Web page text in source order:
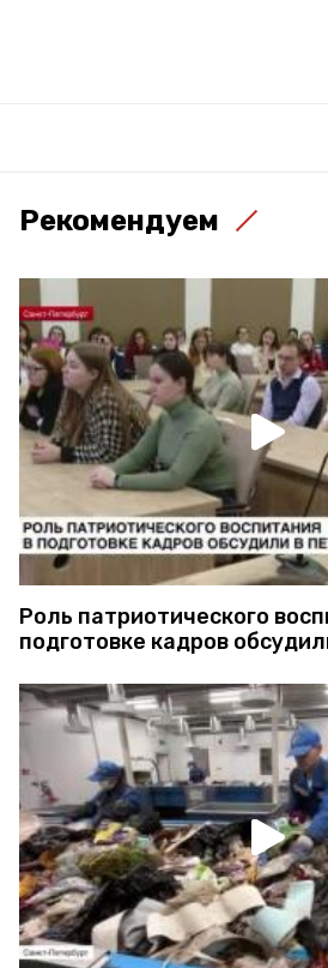
Рекомендуем
Роль патриотического
подготовке кадров